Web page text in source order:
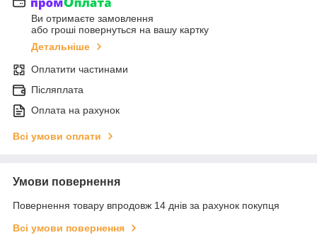
Ви отримаєте замовлення
або гроші повернуться на вашу картку
Детальніше
Оплатити частинами
Післяплата
Оплата на рахунок
Всі умови оплати
Умови повернення
Повернення товару впродовж 14 днів за рахунок покупця
Всі умови повернення